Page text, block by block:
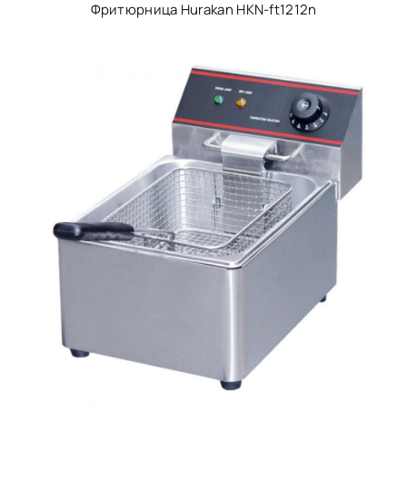
Фритюрница Hurakan HKN-ft1212n